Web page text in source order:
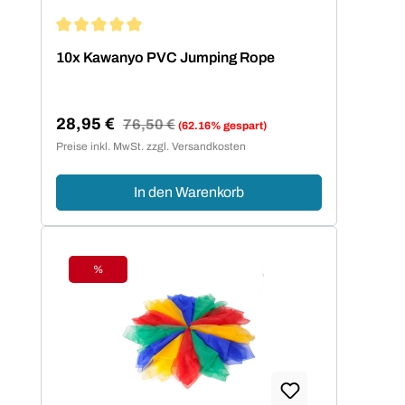
10x Kawanyo PVC Jumping Rope
Verkaufspreis:
28,95 € Regulärer Preis:
76,50 € (62.16% gespart)
Preise inkl. MwSt. zzgl. Versandkosten
In den Warenkorb
Rabatt
%